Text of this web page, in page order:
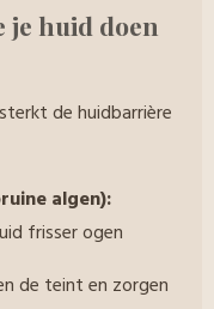
je huid doen
de huidbarrière
algen):
frisser ogen
de teint en zorgen